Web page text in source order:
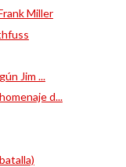
Miller
Jim ...
d...